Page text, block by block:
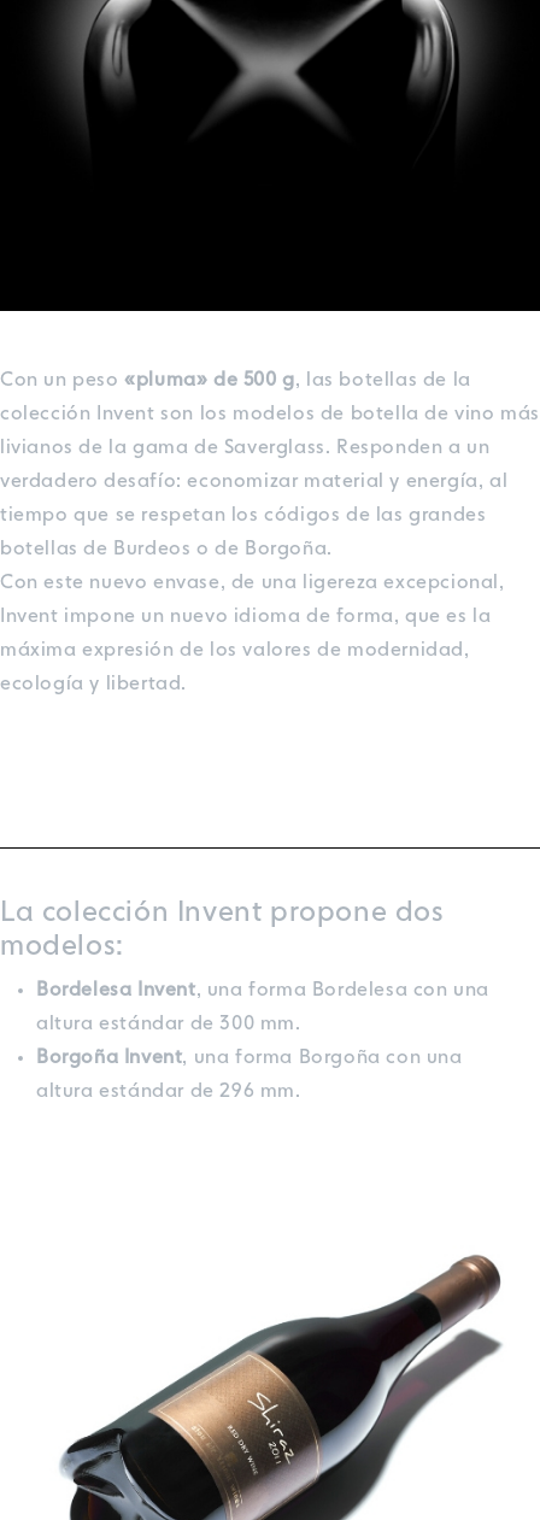
Con un peso«pluma» de 500 g, las botellas de la
colección Invent son los modelos de botella de vino más
livianos de la gama de Saverglass. Responden a un
verdadero desafío: economizar material y energía, al
tiempo que se respetan los códigos de las grandes
botellas de Burdeos o de Borgoña.
Con este nuevo envase, de una ligereza excepcional,
Invent impone un nuevo idioma de forma, que es la
máxima expresión de los valores de modernidad,
ecología y libertad.
La colección Invent propone dos
modelos:
Bordelesa Invent, una forma Bordelesa con una
altura estándar de 300 mm.
Borgoña Invent, una forma Borgoña con una
altura estándar de 296 mm.